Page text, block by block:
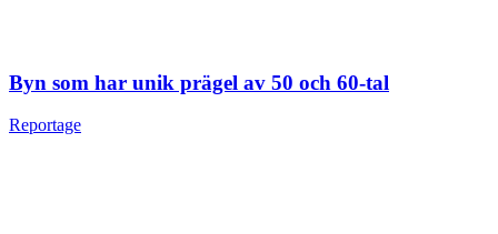
Byn som har unik prägel av 50 och 60-tal
Reportage